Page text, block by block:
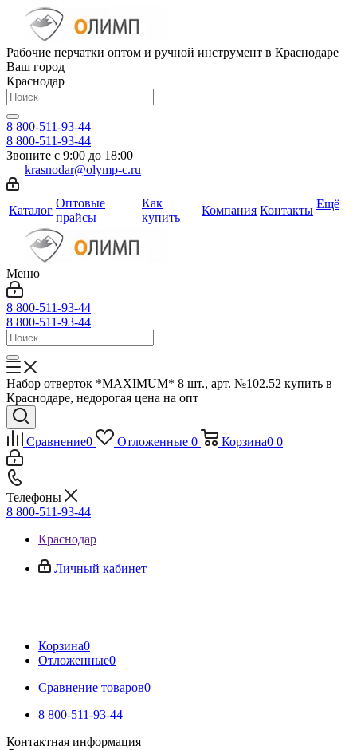
Рабочие перчатки оптом и ручной инструмент в Краснодаре
Ваш город
Краснодар
8 800-511-93-44
8 800-511-93-44
Звоните с 9:00 до 18:00
krasnodar@olymp-c.ru
Каталог
Оптовые
прайсы
Как
купить
Компания Контакты Ещё
Меню
8 800-511-93-44
8 800-511-93-44
Набор отверток *MAXIMUM* 8 шт., арт. №102.52 купить в
Краснодаре, недорогая цена на опт
Сравнение0 Отложенные 0 Корзина0 0
Телефоны
8 800-511-93-44
Краснодар
Личный кабинет
Корзина0
Отложенные0
Сравнение товаров0
8 800-511-93-44
Контактная информация